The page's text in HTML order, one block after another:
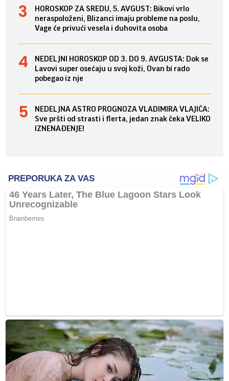
HOROSKOP ZA SREDU, 5. AVGUST: Bikovi vrlo
neraspoloženi, Blizanci imaju probleme na poslu,
Vage će privući vesela i duhovita osoba
NEDELJNI HOROSKOP OD 3. DO 9. AVGUSTA: Dok se
Lavovi super osećaju u svoj koži, Ovan bi rado
pobegao iz nje
NEDELJNA ASTRO PROGNOZA VLADIMIRA VLAJIĆA:
Sve pršti od strasti i flerta, jedan znak čeka VELIKO
IZNENAĐENJE!